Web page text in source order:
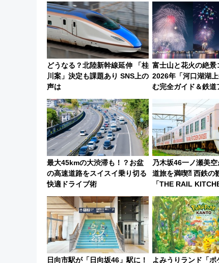
どうなる？北陸新幹線延伸 「桂
川案」決定も課題あり SNS上の
声は
富士山と花火の絶景
2026年「河口湖湖
む完全ガイド＆鉄道
最大45kmの大渋滞も！？お盆
の高速道路をスイスイ乗り切る
快適ドライブ術
乃木坂46一ノ瀬美
道旅を満喫⁈ 西鉄の
「THE RAIL
CHIKUGO」で巡る
府･柳川の旅！
に
日向市駅が「日向坂46」駅に！ よみうりランド「ポ